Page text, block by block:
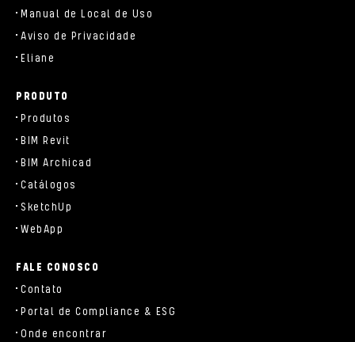
Manual de Local de Uso
Aviso de Privacidade
Eliane
PRODUTO
Produtos
BIM Revit
BIM Archicad
Catálogos
SketchUp
WebApp
FALE CONOSCO
Contato
Portal de Compliance & ESG
Onde encontrar